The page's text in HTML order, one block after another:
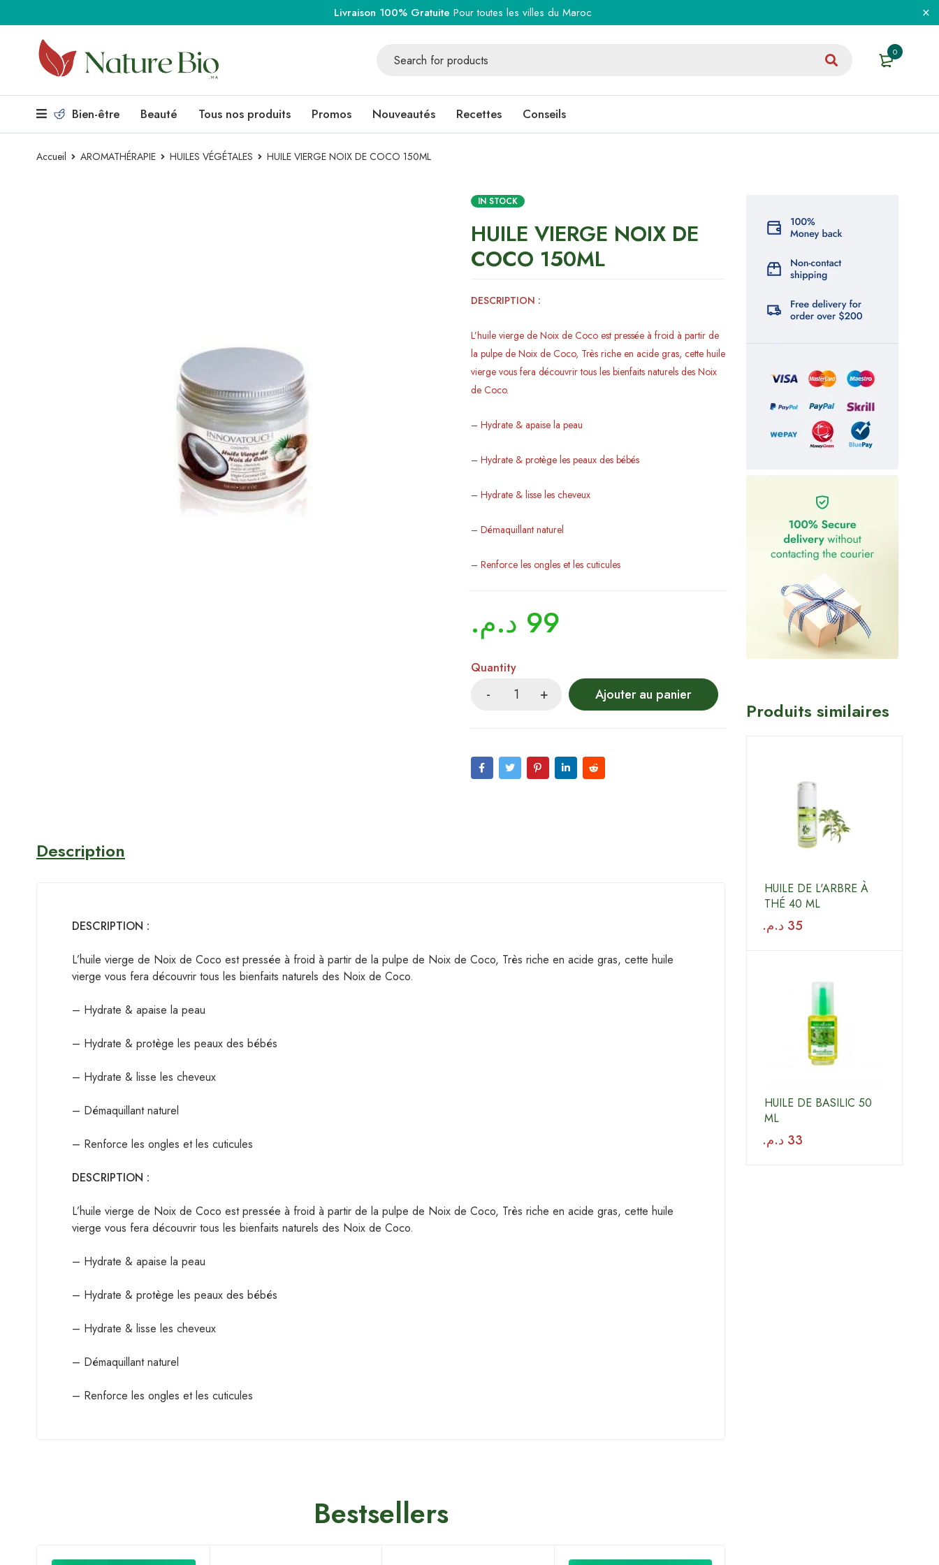
Livraison 100% Gratuite Pour toutes les villes du Maroc
0
Bien-être Beauté Tous nos produits Promos Nouveautés Recettes Conseils
Accueil AROMATHÉRAPIE HUILES VÉGÉTALES HUILE VIERGE NOIX DE COCO 150ML
IN STOCK
HUILE VIERGE NOIX DE
COCO 150ML
DESCRIPTION :
L’huile vierge de Noix de Coco est pressée à froid à partir de
la pulpe de Noix de Coco, Très riche en acide gras, cette huile
vierge vous fera découvrir tous les bienfaits naturels des Noix
de Coco.
– Hydrate & apaise la peau
– Hydrate & protège les peaux des bébés
– Hydrate & lisse les cheveux
– Démaquillant naturel
– Renforce les ongles et les cuticules
99 د.م.
Quantity
Ajouter au panier
Description
DESCRIPTION :
L’huile vierge de Noix de Coco est pressée à froid à partir de la pulpe de Noix de Coco, Très riche en acide gras, cette huile
vierge vous fera découvrir tous les bienfaits naturels des Noix de Coco.
– Hydrate & apaise la peau
– Hydrate & protège les peaux des bébés
– Hydrate & lisse les cheveux
– Démaquillant naturel
– Renforce les ongles et les cuticules
DESCRIPTION :
L’huile vierge de Noix de Coco est pressée à froid à partir de la pulpe de Noix de Coco, Très riche en acide gras, cette huile
vierge vous fera découvrir tous les bienfaits naturels des Noix de Coco.
– Hydrate & apaise la peau
– Hydrate & protège les peaux des bébés
– Hydrate & lisse les cheveux
– Démaquillant naturel
– Renforce les ongles et les cuticules
Bestsellers
Produits similaires
HUILE DE L'ARBRE À
THÉ 40 ML
35 د.م.
HUILE DE BASILIC 50
ML
33 د.م.